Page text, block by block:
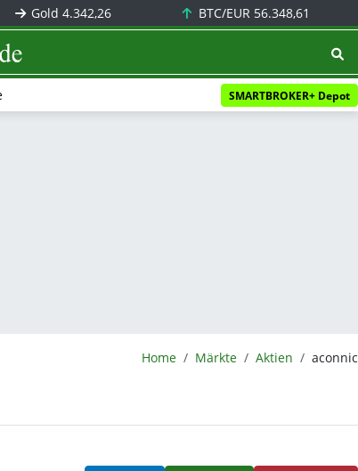
Gold4.342,26 BTC/EUR 56.348,61
SMARTBROKER+ Depot
BörsenNEWS.de
Home Märkte Aktien aconnic